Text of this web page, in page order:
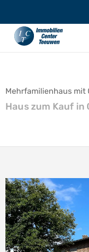
Inhalt
springen
Mehrfamilienhaus mit
Haus zum Kauf in